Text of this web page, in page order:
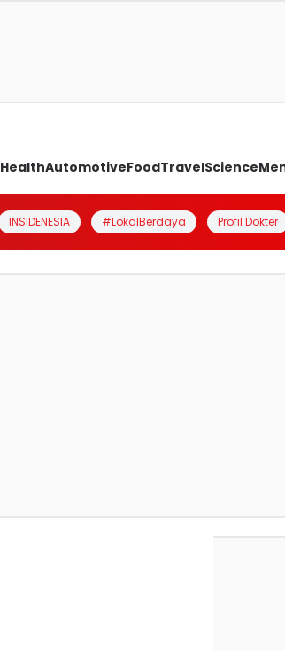
HealthAutomotiveFoodTravelScience
INSIDENESIA #LokalBerdaya Profil Dokter